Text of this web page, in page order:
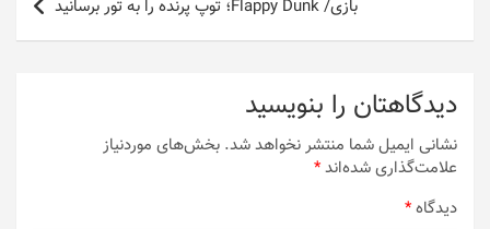
بازی/ Flappy Dunk؛ توپ پرنده را به تور برسانید
دیدگاهتان را بنویسید
نشانی ایمیل شما منتشر نخواهد شد. بخش‌های موردنیاز
علامت‌گذاری شده‌اند*
دیدگاه*